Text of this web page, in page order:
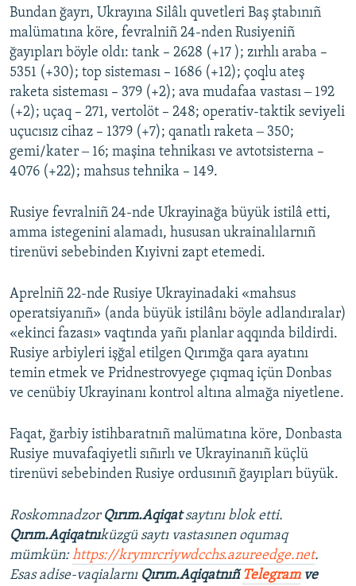
Українською
QOŞULIÑIZ!
RFE/RS bütün saytları
Bundan ğayrı, Ukrayına Silâlı quvetleri Baş ştabınıñ
malümatına köre, fevralniñ 24-nden Rusiyeniñ
ğayıpları böyle oldı: tank – 2628 (+17 ); zırhlı araba –
5351 (+30); top sisteması – 1686 (+12); çoqlu ateş
raketa sisteması – 379 (+2); ava mudafaa vastası ‒ 192
(+2); uçaq – 271, vertolöt – 248; operativ-taktik seviyeli
uçucısız cihaz – 1379 (+7); qanatlı raketa ‒ 350;
gemi/kater ‒ 16; maşina tehnikası ve avtotsisterna –
4076 (+22); mahsus tehnika – 149.
Rusiye fevralniñ 24-nde Ukrayinağa büyük istilâ etti,
amma istegenini alamadı, hususan ukrainalılarnıñ
tirenüvi sebebinden Kıyivni zapt etemedi.
Aprelniñ 22-nde Rusiye Ukrayinadaki «mahsus
operatsiyanıñ» (anda büyük istilânı böyle adlandıralar)
«ekinci fazası» vaqtında yañı planlar aqqında bildirdi.
Rusiye arbiyleri işğal etilgen Qırımğa qara ayatını
temin etmek ve Pridnestrovyege çıqmaq içün Donbas
ve cenübiy Ukrayinanı kontrol altına almağa niyetlene.
Faqat, ğarbiy istihbaratnıñ malümatına köre, Donbasta
Rusiye muvafaqiyetli sıñırlı ve Ukrayinanıñ küçlü
tirenüvi sebebinden Rusiye ordusınıñ ğayıpları büyük.
Roskomnadzor Qırım.Aqiqatsaytını blok etti.
Qırım.Aqiqatnıküzgü saytı vastasınen oqumaq
mümkün:https://krymrcriywdcchs.azureedge.net.
Esas adise-vaqialarnı Qırım.AqiqatnıñTelegramve